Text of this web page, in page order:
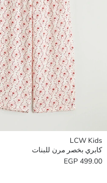
LCW Kids
كابري بخصر مرن للبنات
499.00 EGP